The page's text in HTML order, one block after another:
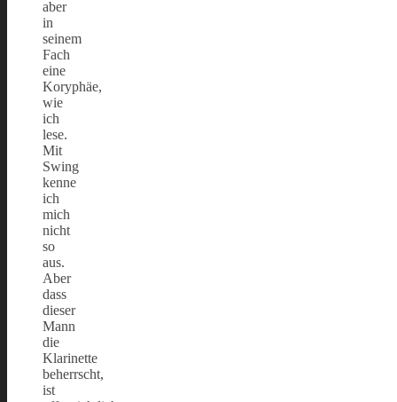
aber
in
seinem
Fach
eine
Koryphäe,
wie
ich
lese.
Mit
Swing
kenne
ich
mich
nicht
so
aus.
Aber
dass
dieser
Mann
die
Klarinette
beherrscht,
ist